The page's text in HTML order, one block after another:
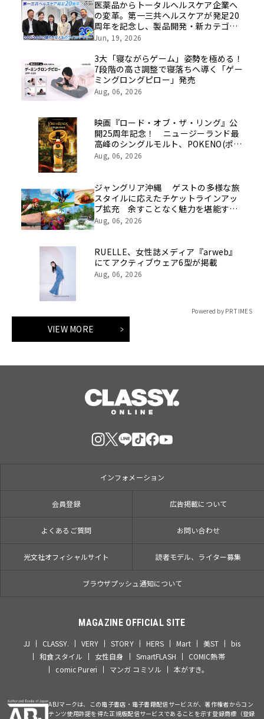
医薬品からトータルヘルスケア企業へ
の変革。第一三共ヘルスケアが発足20
周年を記念し、製品開発・新カテゴリ
挑戦の舞台や旧社統合時のエピソード
像を公開！
Jun, 19, 2026
3大「寝ながらゲーム」姿勢を極める！
7段階の高さ調整で寝落ちへ導く「ゲー
ミングロングピロー」発売
Aug, 06, 2026
映画『ロード・オブ・ザ・リング』公
開25周年記念！ ニュージーランド最
高峰のシングルモルト、POKENO(ポケ
ノ)より 数量限定ウイスキー「リング
Aug, 06, 2026
ジャングリア沖縄 ゲストの多様な旅
スタイルに応えたチケットラインアッ
プ拡充 余すことなく魅力を堪能する
「ロイヤルチケット」新登場
Aug, 06, 2026
RUELLE、女性誌メディア『arweb』
にてアクティブウェア6型が掲載
Aug, 06, 2026
Powered by PR TIMES
VIEW MORE
インフォメーション
会員登録 広告掲載について
よくあるご質問 お問い合わせ
光文社オフィシャルサイト 読者モデル、ライター募集
ブラウザプッシュ通知について
MAGAZINE OFFICIAL SITE
JJ CLASSY. VERY STORY HERS Mart 美ST
bis
和食スタイル
女性自身 SmartFLASH
COMIC熱帯
comic Pureri
マンガ コミソル 本がすき。
ABJマークは、この電子書店・電子書籍配信サービスが、著作権者からコン
テンツ使用許諾を得た正規版配信サービスであることを示す登録商標（登録